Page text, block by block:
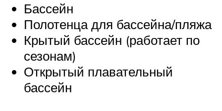
Бассейн
Полотенца для бассейна/пляжа
Крытый бассейн (работает по
сезонам)
Открытый плавательный
бассейн